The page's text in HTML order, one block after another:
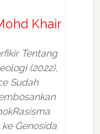
Khair
Tentang
(2022),
Sudah
Genosida